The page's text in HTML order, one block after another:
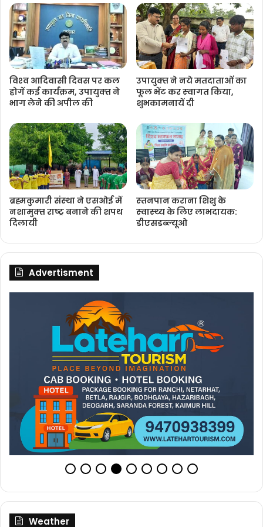
विश्‍व आदिवासी दिवस पर कल
होगें कई कार्यक्रम, उपायुक्‍त ने
भाग लेने की अपील की
उपायुक्‍त ने नये मतदाताओंं का
फूल भेंट कर स्‍वागत किया,
शुभकामनायें दी
ब्रह्मकुमारी संस्‍था ने एसओई में
नशामुक्‍त राष्‍ट्र बनाने की शपथ
दिलायी
स्‍तनपान कराना शिशु के
स्‍वास्‍थ्‍य के लिए लाभदायक:
डीएसडब्‍ल्‍यूओ
Advertisment
Weather